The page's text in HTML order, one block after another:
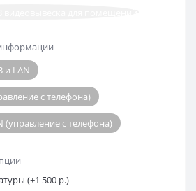
и LAN
с телефона)
(управление с телефона)
(+1 500 р.)